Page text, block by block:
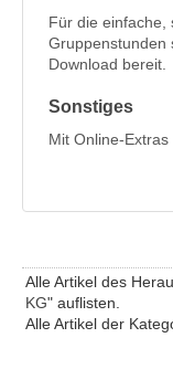
Für die einfache,
Gruppenstunden
Download bereit.
Sonstiges
Mit Online-Extras
Alle Artikel des
KG" auflisten.
Alle Artikel der